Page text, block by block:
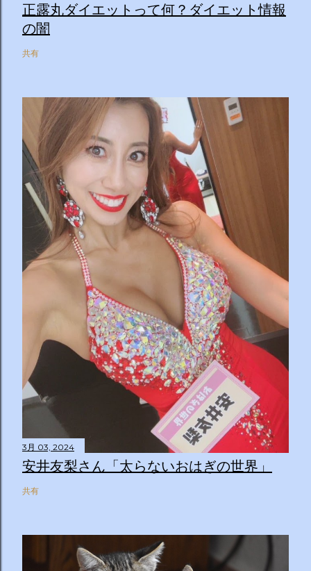
正露丸ダイエットって何？ダイエット情報
の闇
共有
3月 03, 2024
安井友梨さん「太らないおはぎの世界」
共有